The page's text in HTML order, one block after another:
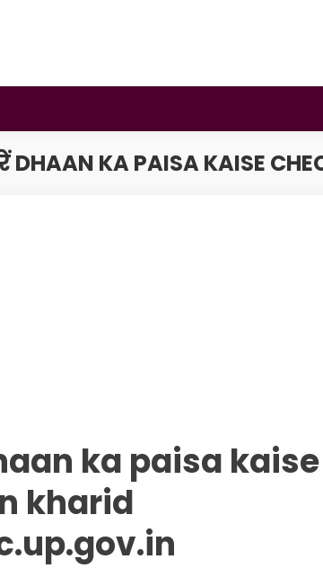
KA PAISA KAISE
ka paisa kaise
kharid